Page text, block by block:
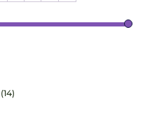
(14)